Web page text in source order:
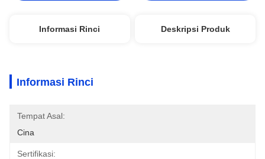
Informasi Rinci Deskripsi Produk
Informasi Rinci
Tempat Asal:
Cina
Sertifikasi: